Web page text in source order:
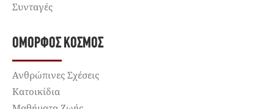
Συνταγές
ΌΜΟΡΦΟΣ ΚΌΣΜΟΣ
Ανθρώπινες Σχέσεις
Κατοικίδια